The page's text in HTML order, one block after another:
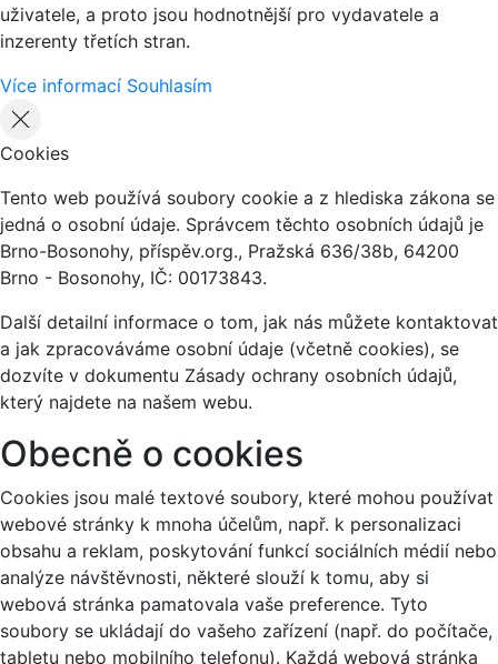
uživatele, a proto jsou hodnotnější pro vydavatele a
inzerenty třetích stran.
Více informací Souhlasím
Cookies
Tento web používá soubory cookie a z hlediska zákona se
jedná o osobní údaje. Správcem těchto osobních údajů je
Brno-Bosonohy, příspěv.org., Pražská 636/38b, 64200
Brno - Bosonohy, IČ: 00173843.
Další detailní informace o tom, jak nás můžete kontaktovat
a jak zpracováváme osobní údaje (včetně cookies), se
dozvíte v dokumentu Zásady ochrany osobních údajů,
který najdete na našem webu.
Obecně o cookies
Cookies jsou malé textové soubory, které mohou používat
webové stránky k mnoha účelům, např. k personalizaci
obsahu a reklam, poskytování funkcí sociálních médií nebo
analýze návštěvnosti, některé slouží k tomu, aby si
webová stránka pamatovala vaše preference. Tyto
soubory se ukládají do vašeho zařízení (např. do počítače,
tabletu nebo mobilního telefonu). Každá webová stránka